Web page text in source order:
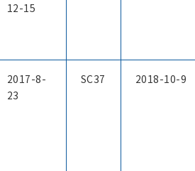
12-15
2017-8-
23
SC37 2018-10-9